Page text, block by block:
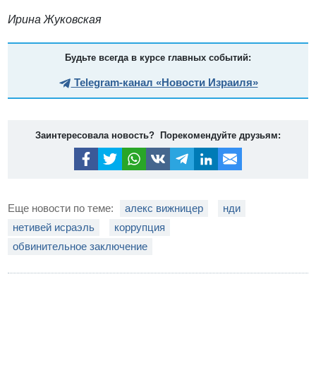
Ирина Жуковская
Будьте всегда в курсе главных событий:
Telegram-канал «Новости Израиля»
Заинтересовала новость? Порекомендуйте друзьям:
Еще новости по теме: алекс вижницер
нди
нетивей исраэль
коррупция
обвинительное заключение